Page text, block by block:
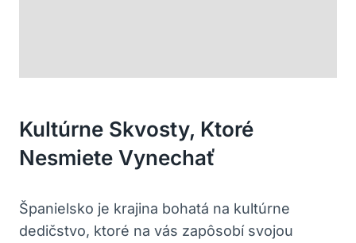
Kultúrne Skvosty, Ktoré
Nesmiete Vynechať
Španielsko je krajina bohatá na kultúrne
dedičstvo, ktoré na vás zapôsobí svojou